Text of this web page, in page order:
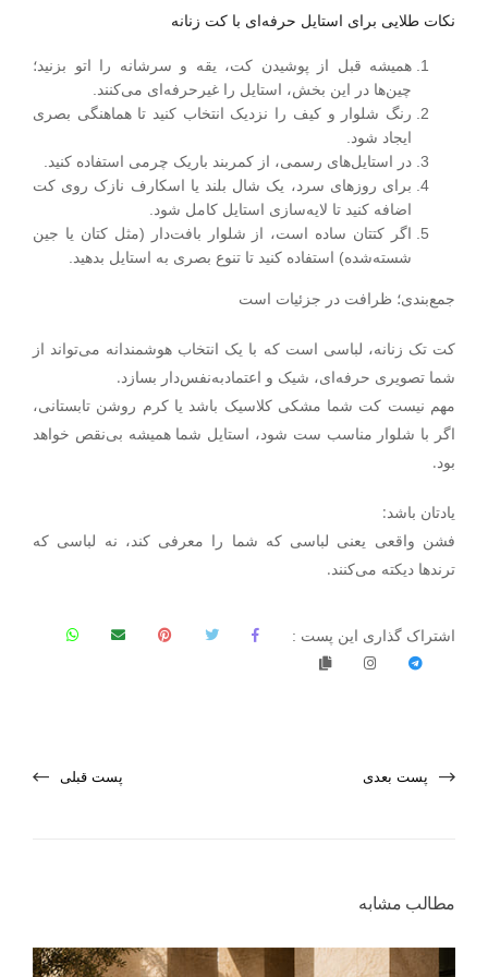
نکات طلایی برای استایل حرفه‌ای با کت زنانه
همیشه قبل از پوشیدن کت، یقه و سرشانه را اتو بزنید؛
چین‌ها در این بخش، استایل را غیرحرفه‌ای می‌کنند.
رنگ شلوار و کیف را نزدیک انتخاب کنید تا هماهنگی بصری
ایجاد شود.
در استایل‌های رسمی، از کمربند باریک چرمی استفاده کنید.
برای روزهای سرد، یک شال بلند یا اسکارف نازک روی کت
اضافه کنید تا لایه‌سازی استایل کامل شود.
اگر کتتان ساده است، از شلوار بافت‌دار (مثل کتان یا جین
شسته‌شده) استفاده کنید تا تنوع بصری به استایل بدهید.
جمع‌بندی؛ ظرافت در جزئیات است
کت تک زنانه، لباسی است که با یک انتخاب هوشمندانه می‌تواند از
شما تصویری حرفه‌ای، شیک و اعتمادبه‌نفس‌دار بسازد.
مهم نیست کت شما مشکی کلاسیک باشد یا کرم روشن تابستانی،
اگر با شلوار مناسب ست شود، استایل شما همیشه بی‌نقص خواهد
بود.
یادتان باشد:
فشن واقعی یعنی لباسی که شما را معرفی کند، نه لباسی که
ترندها دیکته می‌کنند.
اشتراک گذاری این پست :
پست قبلی پست بعدی
مطالب مشابه